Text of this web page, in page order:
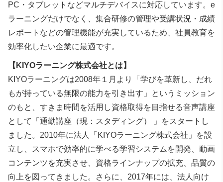
PC・タブレットなどマルチデバイスに対応しています。e
ラーニングだけでなく、集合研修の管理や受講状況・成績
レポートなどの管理機能が充実しているため、社員教育を
効率化したい企業に最適です。
【KIYOラーニング株式会社とは】
KIYOラーニングは2008年１月より「学びを革新し、だれ
もが持っている無限の能力を引き出す」というミッション
のもと、すきま時間を活用し資格取得を目指せる音声講座
として「通勤講座（現：スタディング） 」をスタートし
ました。2010年に法人「KIYOラーニング株式会社」を設
立し、スマホで効率的に学べる学習システムを開発、動画
コンテンツを充実させ、資格ラインナップの拡充、品質の
向上を図ってきました。さらに、2017年には、法人向け